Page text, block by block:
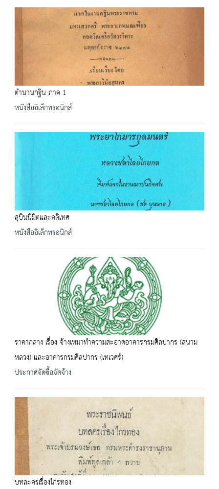
ตำนานกฐิน ภาค 1
หนังสืออิเล็กทรอนิกส์
สุบินนิมิตและคติเทศ
หนังสืออิเล็กทรอนิกส์
ราคากลาง เรื่อง จ้างเหมาทำความสะอาดอาคารกรมศิลปากร (สนาม
หลวง) และอาคารกรมศิลปากร (เทเวศร์)
ประกาศจัดซื้อจัดจ้าง
บทละครเรื่องไกรทอง